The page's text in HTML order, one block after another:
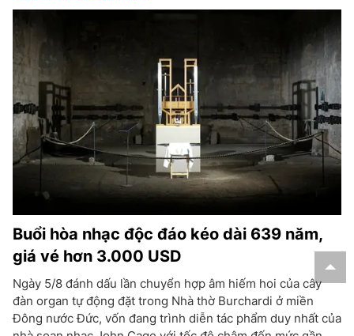
Buổi hòa nhạc độc đáo kéo dài 639 năm,
giá vé hơn 3.000 USD
Ngày 5/8 đánh dấu lần chuyển hợp âm hiếm hoi của cây
đàn organ tự động đặt trong Nhà thờ Burchardi ở miền
Đông nước Đức, vốn đang trình diễn tác phẩm duy nhất của